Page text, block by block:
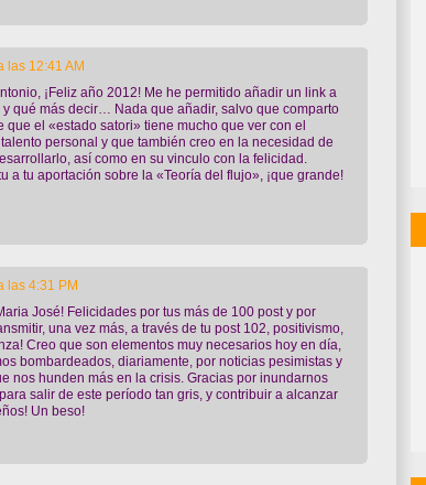
las 12:41 AM
¡Feliz año 2012! Me he permitido añadir un link a
y qué más decir… Nada que añadir, salvo que comparto
que el «estado satori» tiene mucho que ver con el
personal y que también creo en la necesidad de
así como en su vinculo con la felicidad.
a tu aportación sobre la «Teoría del flujo», ¡que grande!
las 4:31 PM
José! Felicidades por tus más de 100 post y por
una vez más, a través de tu post 102, positivismo,
Creo que son elementos muy necesarios hoy en día,
bombardeados, diariamente, por noticias pesimistas y
nos hunden más en la crisis. Gracias por inundarnos
salir de este período tan gris, y contribuir a alcanzar
Un beso!